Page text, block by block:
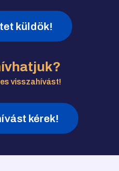
küldök!
visszahívást!
kérek!